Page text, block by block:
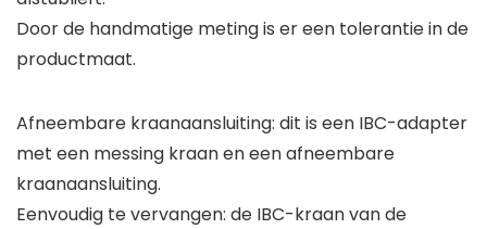
Door de handmatige meting is er een tolerantie in de
productmaat.
Afneembare kraanaansluiting: dit is een IBC-adapter
met een messing kraan en een afneembare
kraanaansluiting.
Eenvoudig te vervangen: de IBC-kraan van de